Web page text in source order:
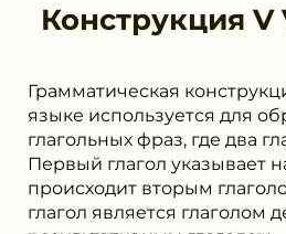
Конструкция V
Грамматическая
языке используется для
глагольных фраз, где два
Первый глагол указывает
происходит вторым
глагол является глаголом